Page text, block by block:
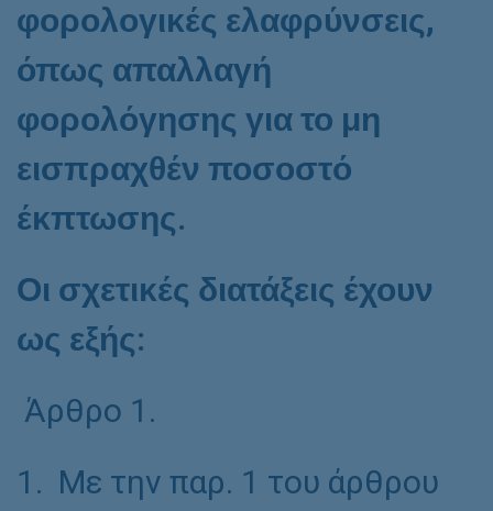
φορολογικές ελαφρύνσεις,
όπως απαλλαγή
φορολόγησης για το μη
εισπραχθέν ποσοστό
έκπτωσης.
Οι σχετικές διατάξεις έχουν
ως εξής:
Άρθρο 1.
1. Με την παρ. 1 του άρθρου